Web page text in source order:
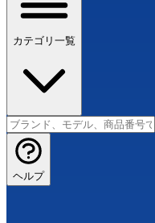
カテゴリ一覧
ヘルプ